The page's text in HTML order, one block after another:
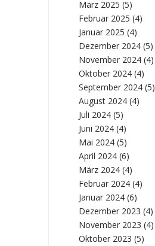
März 2025 (5)
Februar 2025 (4)
Januar 2025 (4)
Dezember 2024 (5)
November 2024 (4)
Oktober 2024 (4)
September 2024 (5)
August 2024 (4)
Juli 2024 (5)
Juni 2024 (4)
Mai 2024 (5)
April 2024 (6)
März 2024 (4)
Februar 2024 (4)
Januar 2024 (6)
Dezember 2023 (4)
November 2023 (4)
Oktober 2023 (5)